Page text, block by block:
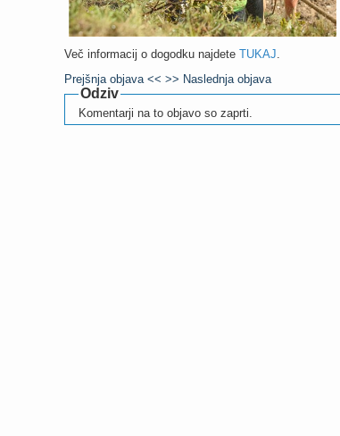
Več informacij o dogodku najdete TUKAJ.
Prejšnja objava << >> Naslednja objava
Odziv
Komentarji na to objavo so zaprti.